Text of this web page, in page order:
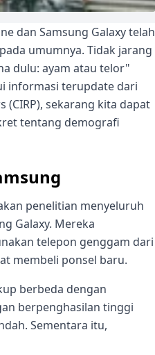
dan Samsung Galaxy telah
umumnya. Tidak jarang
dulu: ayam atau telor"
informasi terupdate dari
sekarang kita dapat
tentang demografi
penelitian menyeluruh
Galaxy. Mereka
telepon genggam dari
membeli ponsel baru.
berbeda dengan
berpenghasilan tinggi
Sementara itu,